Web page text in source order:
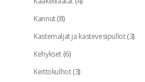
Kannut(8)
Kastemaljat ja kastevesipullot(3)
Kehykset(6)
Keittokulhot(3)